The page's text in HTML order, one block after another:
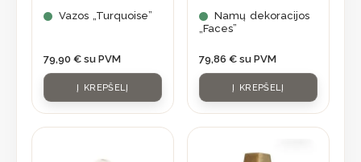
Vazos „Turquoise”
79,90 € su PVM
Į KREPŠELĮ
Namų dekoracijos
„Faces”
79,86 € su PVM
Į KREPŠELĮ